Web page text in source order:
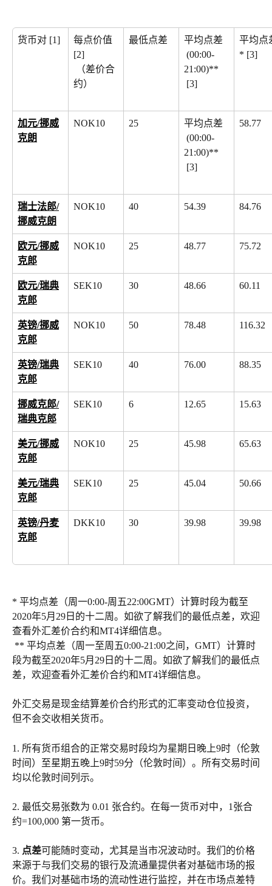
货币对 [1]
每点价值
[2]
约）
最低点差
平均点差
21:00)**
[3]
平均点
* [3]
加元/挪威
克朗
NOK10 25
平均点差
21:00)**
[3]
58.77
瑞士法郎/
挪威克朗
NOK10 40 54.39 84.76
欧元/挪威
克郎
NOK10 25 48.77 75.72
欧元/瑞典
克郎
SEK10 30 48.66 60.11
英镑/挪威
克郎
NOK10 50 78.48 116.32
英镑/瑞典
克郎
SEK10 40 76.00 88.35
挪威克郎/
瑞典克郎
SEK10 6 12.65 15.63
美元/挪威
克郎
NOK10 25 45.98 65.63
美元/瑞典
克郎
SEK10 25 45.04 50.66
英镑/丹麦
克郎
DKK10 30 39.98 39.98
* 平均点差（周一0:00-周五22:00GMT）计算时段为截至
2020年5月29日的十二周。如欲了解我们的最低点差，欢迎
查看外汇差价合约和MT4详细信息。
段为截至2020年5月29日的十二周。如欲了解我们的最低点
差，欢迎查看外汇差价合约和MT4详细信息。
外汇交易是现金结算差价合约形式的汇率变动仓位投资，
但不会交收相关货币。
1. 所有货币组合的正常交易时段均为星期日晚上9时（伦敦
时间）至星期五晚上9时59分（伦敦时间）。所有交易时间
均以伦敦时间列示。
2. 最低交易张数为 0.01 张合约。在每一货币对中，1张合
约=100,000 第一货币。
3. 点差可能随时变动，尤其是当市况波动时。我们的价格
来源于与我们交易的银行及流通量提供者对基础市场的报
价。我们对基础市场的流动性进行监控，并在市场点差特